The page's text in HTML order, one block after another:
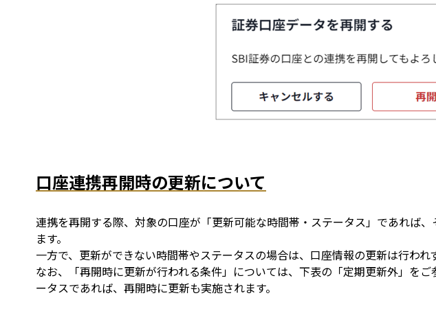
口座連携再開時の更新について
連携を再開する際、対象の口座が「更新可能な時間帯・ステータス」であれば
ます。
一方で、更新ができない時間帯やステータスの場合は、口座情報の更新は行われ
なお、「再開時に更新が行われる条件」については、下表の「定期更新外」を